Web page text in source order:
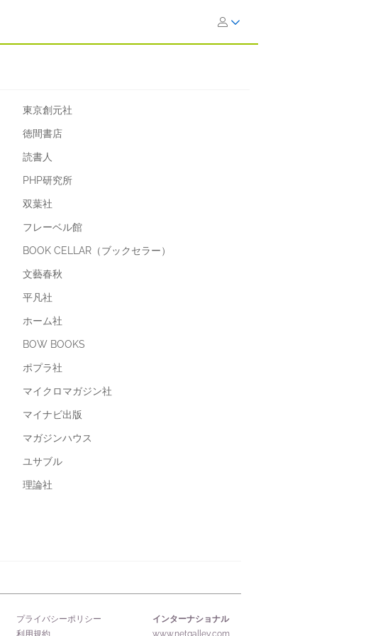
東京創元社
徳間書店
読書人
PHP研究所
双葉社
フレーベル館
BOOK CELLAR（ブックセラー）
文藝春秋
平凡社
ホーム社
BOW BOOKS
ポプラ社
マイクロマガジン社
マイナビ出版
マガジンハウス
ユサブル
理論社
プライバシーポリシー
利用規約
インターナショナル
www.netgalley.com